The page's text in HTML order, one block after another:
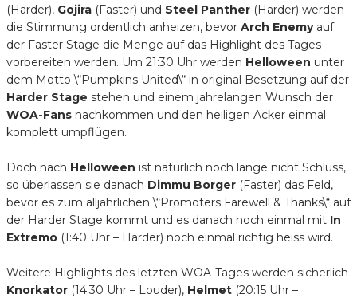
(Harder), Gojira (Faster) und Steel Panther (Harder) werden
die Stimmung ordentlich anheizen, bevor Arch Enemyauf
der Faster Stage die Menge auf das Highlight des Tages
vorbereiten werden. Um 21:30 Uhr werden Helloween unter
dem Motto \“Pumpkins United\“ in original Besetzung auf der
Harder Stage stehen und einem jahrelangen Wunsch der
WOA-Fans nachkommen und den heiligen Acker einmal
komplett umpflügen.
Doch nach Helloween ist natürlich noch lange nicht Schluss,
so überlassen sie danach Dimmu Borger (Faster) das Feld,
bevor es zum alljährlichen \“Promoters Farewell & Thanks\“ auf
der Harder Stage kommt und es danach noch einmal mit In
Extremo (1:40 Uhr – Harder) noch einmal richtig heiss wird.
Weitere Highlights des letzten WOA-Tages werden sicherlich
Knorkator (14:30 Uhr – Louder), Helmet (20:15 Uhr –